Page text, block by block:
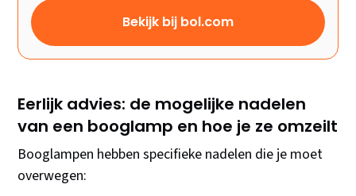
Bekijk bij bol.com
Eerlijk advies: de mogelijke nadelen
van een booglamp en hoe je ze omzeilt
Booglampen hebben specifieke nadelen die je moet
overwegen: